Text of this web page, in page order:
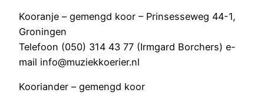
Kooranje – gemengd koor – Prinsesseweg 44-1,
Groningen
Telefoon (050) 314 43 77 (Irmgard Borchers) e-
mail info@muziekkoerier.nl
Kooriander – gemengd koor